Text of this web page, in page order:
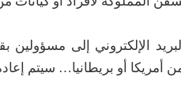
من أمريكا أو بريطانيا… سيتم